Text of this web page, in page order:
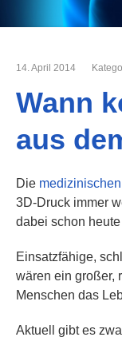
14. April 2014
Wann
aus
Die
3D-Druck immer
dabei schon
Einsatzfähige,
wären ein großer,
Menschen das
Aktuell gibt es